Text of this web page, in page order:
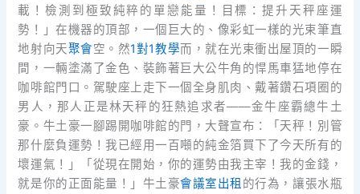
載！檢測到極致純粹的單戀能量！目標：提升天秤座運
勢！」在機器的頂部，一個巨大的、像彩虹一樣的光束筆直
地射向天聚會空。然1對1教學而，就在光束衝出屋頂的一瞬
間，一輛塗滿了金色、裝飾著巨大公牛角的悍馬車猛地停在
咖啡館門口。駕駛座上走下一個全身肌肉、戴著鑽石項圈的
男人，那人正是林天秤的狂熱追求者——金牛座霸總牛土
豪。牛土豪一腳踢開咖啡館的門，大聲宣布：「天秤！別管
那什麼負運勢！我已經用一百噸的純金箔買下了今天所有的
壞運氣！」「從現在開始，你的運勢由我主宰！我的金錢，
就是你的正面能量！」牛土豪會議室出租 的行為，讓張水瓶